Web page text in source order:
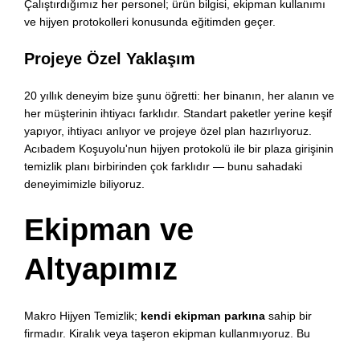
Çalıştırdığımız her personel; ürün bilgisi, ekipman kullanımı
ve hijyen protokolleri konusunda eğitimden geçer.
Projeye Özel Yaklaşım
20 yıllık deneyim bize şunu öğretti: her binanın, her alanın ve
her müşterinin ihtiyacı farklıdır. Standart paketler yerine keşif
yapıyor, ihtiyacı anlıyor ve projeye özel plan hazırlıyoruz.
Acıbadem Koşuyolu'nun hijyen protokolü ile bir plaza girişinin
temizlik planı birbirinden çok farklıdır — bunu sahadaki
deneyimimizle biliyoruz.
Ekipman ve
Altyapımız
Makro Hijyen Temizlik; kendi ekipman parkına sahip bir
firmadır. Kiralık veya taşeron ekipman kullanmıyoruz. Bu